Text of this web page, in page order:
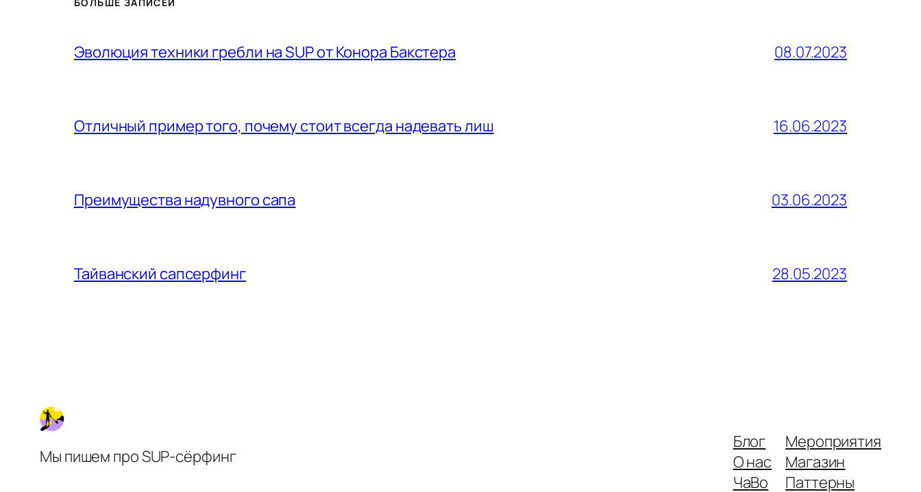
Эволюция техники гребли на SUP от Конора Бакстера 08.07.2023
Отличный пример того, почему стоит всегда надевать лиш 16.06.2023
Преимущества надувного сапа 03.06.2023
Тайванский сапсерфинг 28.05.2023
Мы пишем про SUP-сёрфинг
Блог
О нас
ЧаВо
Мероприятия
Магазин
Паттерны